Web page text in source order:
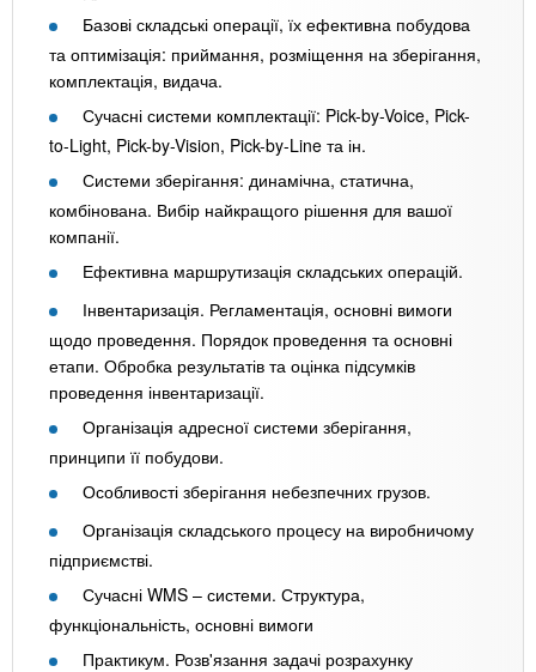
Базові складські операції, їх ефективна побудова
та оптимізація: приймання, розміщення на зберігання,
комплектація, видача.
Сучасні системи комплектації: Pick-by-Voice, Pick-
to-Light, Pick-by-Vision, Pick-by-Line та ін.
Системи зберігання: динамічна, статична,
комбінована. Вибір найкращого рішення для вашої
компанії.
Ефективна маршрутизація складських операцій.
Інвентаризація. Регламентація, основні вимоги
щодо проведення. Порядок проведення та основні
етапи. Обробка результатів та оцінка підсумків
проведення інвентаризації.
Організація адресної системи зберігання,
принципи її побудови.
Особливості зберігання небезпечних грузов.
Організація складського процесу на виробничому
підприємстві.
Сучасні WMS – системи. Структура,
функціональність, основні вимоги
Практикум. Розв'язання задачі розрахунку